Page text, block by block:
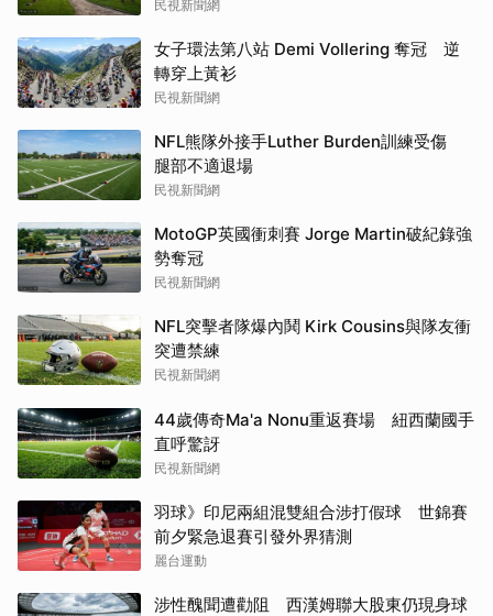
民視新聞網
女子環法第八站 Demi Vollering 奪冠 逆
轉穿上黃衫
民視新聞網
NFL熊隊外接手Luther Burden訓練受傷
腿部不適退場
民視新聞網
MotoGP英國衝刺賽 Jorge Martin破紀錄強
勢奪冠
民視新聞網
NFL突擊者隊爆內鬨 Kirk Cousins與隊友衝
突遭禁練
民視新聞網
44歲傳奇Ma'a Nonu重返賽場 紐西蘭國手
直呼驚訝
民視新聞網
羽球》印尼兩組混雙組合涉打假球 世錦賽
前夕緊急退賽引發外界猜測
麗台運動
涉性醜聞遭勸阻 西漢姆聯大股東仍現身球